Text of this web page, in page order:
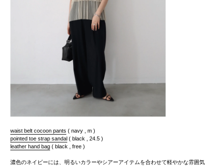
waist belt cocoon pants ( navy , m )
pointed toe strap sandal ( black , 24.5 )
leather hand bag ( black , free )
濃色のネイビーには、明るいカラーやシアーアイテムを合わせて軽やかな雰囲気